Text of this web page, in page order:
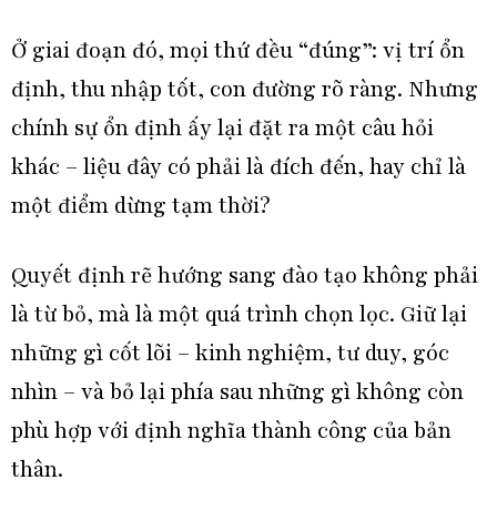
Ở giai đoạn đó, mọi thứ đều “đúng”: vị trí ổn
định, thu nhập tốt, con đường rõ ràng. Nhưng
chính sự ổn định ấy lại đặt ra một câu hỏi
khác – liệu đây có phải là đích đến, hay chỉ là
một điểm dừng tạm thời?
Quyết định rẽ hướng sang đào tạo không phải
là từ bỏ, mà là một quá trình chọn lọc. Giữ lại
những gì cốt lõi – kinh nghiệm, tư duy, góc
nhìn – và bỏ lại phía sau những gì không còn
phù hợp với định nghĩa thành công của bản
thân.